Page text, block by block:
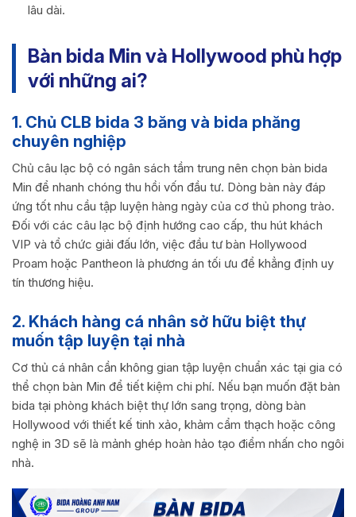
lâu dài.
Bàn bida Min và Hollywood phù hợp
với những ai?
1. Chủ CLB bida 3 băng và bida phăng
chuyên nghiệp
Chủ câu lạc bộ có ngân sách tầm trung nên chọn bàn bida
Min để nhanh chóng thu hồi vốn đầu tư. Dòng bàn này đáp
ứng tốt nhu cầu tập luyện hàng ngày của cơ thủ phong trào.
Đối với các câu lạc bộ định hướng cao cấp, thu hút khách
VIP và tổ chức giải đấu lớn, việc đầu tư bàn Hollywood
Proam hoặc Pantheon là phương án tối ưu để khẳng định uy
tín thương hiệu.
2. Khách hàng cá nhân sở hữu biệt thự
muốn tập luyện tại nhà
Cơ thủ cá nhân cần không gian tập luyện chuẩn xác tại gia có
thể chọn bàn Min để tiết kiệm chi phí. Nếu bạn muốn đặt bàn
bida tại phòng khách biệt thự lớn sang trọng, dòng bàn
Hollywood với thiết kế tinh xảo, khảm cẩm thạch hoặc công
nghệ in 3D sẽ là mảnh ghép hoàn hảo tạo điểm nhấn cho ngôi
nhà.